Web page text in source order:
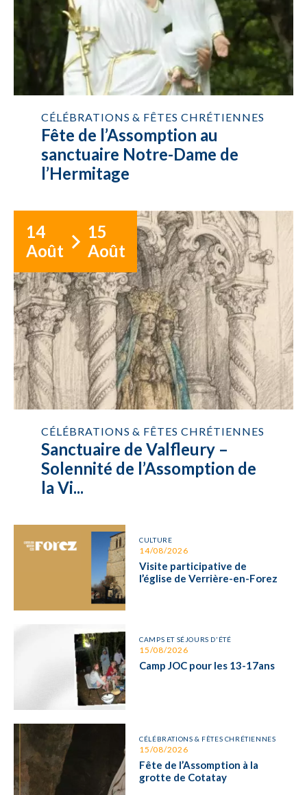
CÉLÉBRATIONS & FÊTES CHRÉTIENNES
Fête de l’Assomption au
sanctuaire Notre-Dame de
l’Hermitage
14
Août
15
Août
CÉLÉBRATIONS & FÊTES CHRÉTIENNES
Sanctuaire de Valfleury –
Solennité de l’Assomption de
la Vi...
CULTURE
14/08/2026
Visite participative de
l’église de Verrière-en-Forez
CAMPS ET SÉJOURS D'ÉTÉ
15/08/2026
Camp JOC pour les 13-17ans
CÉLÉBRATIONS & FÊTES CHRÉTIENNES
15/08/2026
Fête de l’Assomption à la
grotte de Cotatay